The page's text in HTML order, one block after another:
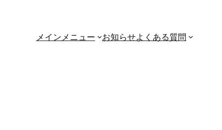
メインメニュー お知らせよくある質問